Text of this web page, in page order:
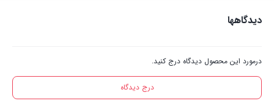
دیدگاهها
درمورد این محصول دیدگاه درج کنید.
درج دیدگاه